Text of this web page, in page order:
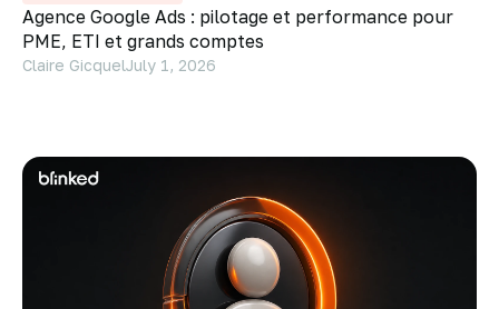
Agence Google Ads : pilotage et performance pour
PME, ETI et grands comptes
Claire GicquelJuly 1, 2026